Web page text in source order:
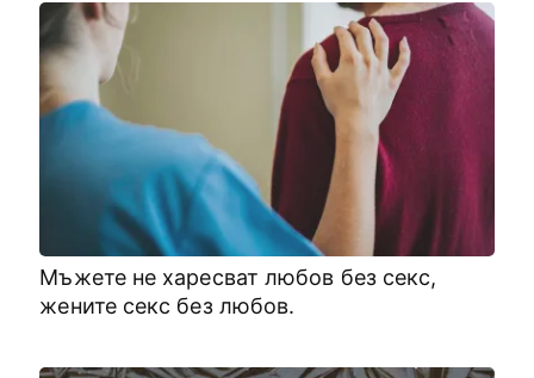
Мъжете не харесват любов без секс,
жените секс без любов.